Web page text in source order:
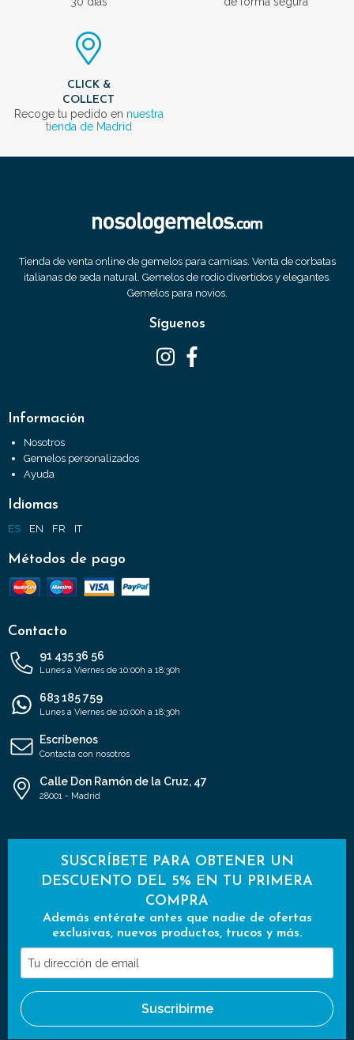
CLICK &
COLLECT
Recoge tu pedido en nuestra
tienda de Madrid
Tienda de venta online de gemelos para camisas. Venta de corbatas
italianas de seda natural. Gemelos de rodio divertidos y elegantes.
Gemelos para novios.
Síguenos
Información
Nosotros
Gemelos personalizados
Ayuda
Idiomas
ES EN FR IT
Métodos de pago
Contacto
91 435 36 56
Lunes a Viernes de 10:00h a 18:30h
683 185 759
Lunes a Viernes de 10:00h a 18:30h
Escríbenos
Contacta con nosotros
Calle Don Ramón de la Cruz, 47
28001 - Madrid
SUSCRÍBETE PARA OBTENER UN
DESCUENTO DEL 5% EN TU PRIMERA
COMPRA
Además entérate antes que nadie de ofertas
exclusivas, nuevos productos, trucos y más.
Tu
dirección
de
email
Suscribirme